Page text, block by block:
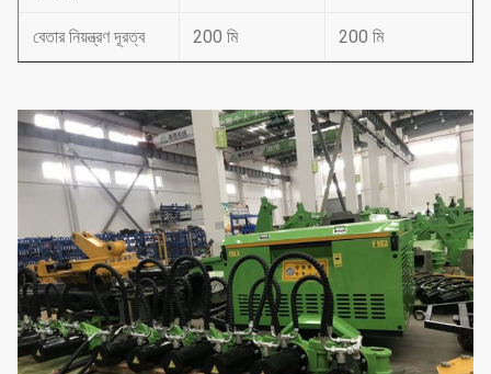
বেতার নিয়ন্ত্রণ দূরত্ব 200 মি 200 মি